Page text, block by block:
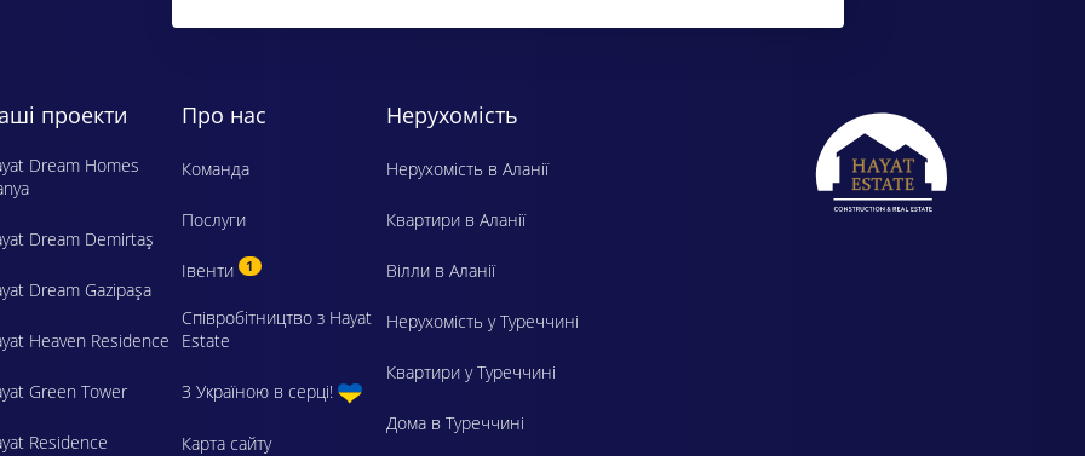
проекти
Dream Homes
Dream Demirtaş
Dream Gazipaşa
Heaven Residence
Green Tower
Residence
Про нас
Команда
Послуги
Івенти 1
Співробітництво з Hayat
Estate
З Україною в серці!
Карта сайту
Нерухомість
Нерухомість в Аланії
Квартири в Аланії
Вілли в Аланії
Нерухомість у Туреччині
Квартири у Туреччині
Дома в Туреччині